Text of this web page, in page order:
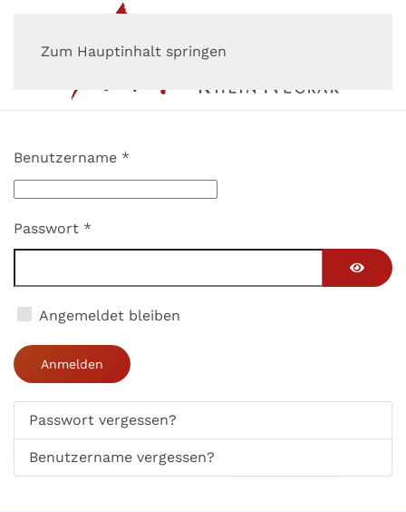
Zum Hauptinhalt springen
Benutzername *
Passwort *
Angemeldet bleiben
Anmelden
Passwort vergessen?
Benutzername vergessen?